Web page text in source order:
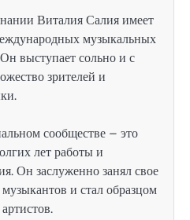
Виталия Салия имеет
музыкальных
выступает сольно и с
зрителей и
сообществе – это
лет работы и
Он заслуженно занял свое
и стал образцом